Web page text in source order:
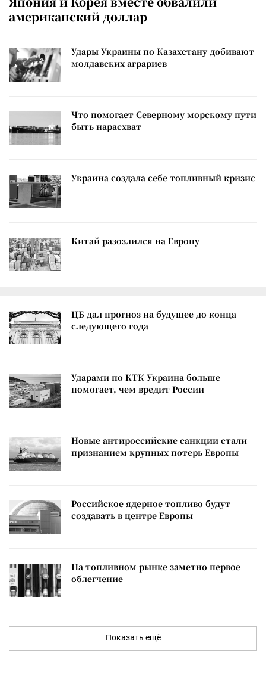
американский доллар
Удары Украины по Казахстану добивают
молдавских аграриев
Что помогает Северному морскому пути
быть нарасхват
Украина создала себе топливный кризис
Китай разозлился на Европу
ЦБ дал прогноз на будущее до конца
следующего года
Ударами по КТК Украина больше
помогает, чем вредит России
Новые антироссийские санкции стали
признанием крупных потерь Европы
Российское ядерное топливо будут
создавать в центре Европы
На топливном рынке заметно первое
облегчение
Показать ещё